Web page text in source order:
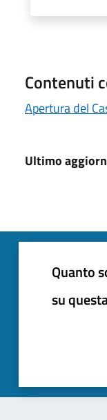
Contenuti
Apertura del
Ultimo
Quanto
su